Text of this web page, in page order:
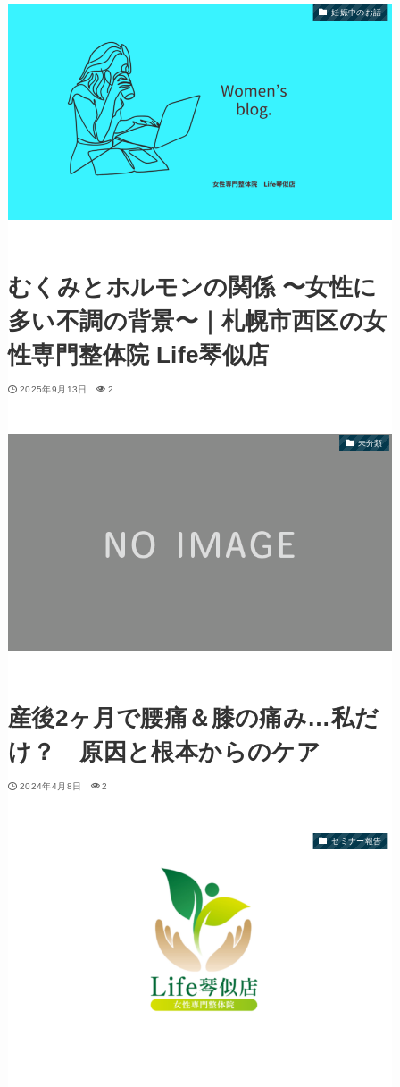
妊娠中のお話
むくみとホルモンの関係 〜女性に
多い不調の背景〜｜札幌市西区の女
性専門整体院 Life琴似店
2025年9月13日 2
未分類
産後2ヶ月で腰痛＆膝の痛み…私だ
け？ 原因と根本からのケア
2024年4月8日 2
セミナー報告